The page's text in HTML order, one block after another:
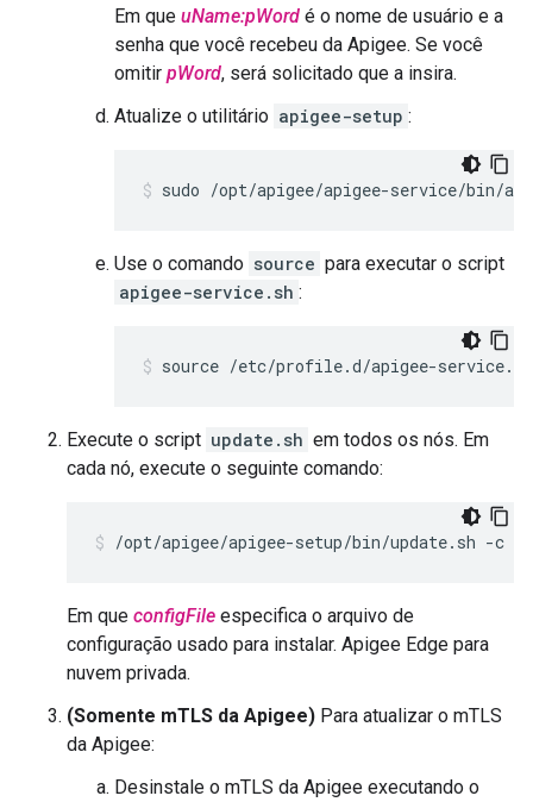
Em que uName:pWord é o nome de usuário e a
senha que você recebeu da Apigee. Se você
omitir pWord, será solicitado que a insira.
Atualize o utilitário apigee-setup :
sudo /opt/apigee/apigee-service/bin/
Use o comando source para executar o script
apigee-service.sh :
source /etc/profile.d/apigee-service.sh
Execute o script update.sh em todos os nós. Em
cada nó, execute o seguinte comando:
/opt/apigee/apigee-setup/bin/update.sh -c
Em que configFile especifica o arquivo de
configuração usado para instalar. Apigee Edge para
nuvem privada.
(Somente mTLS da Apigee) Para atualizar o mTLS
da Apigee:
Desinstale o mTLS da Apigee executando o